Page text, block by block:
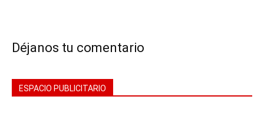
Déjanos tu comentario
ESPACIO PUBLICITARIO